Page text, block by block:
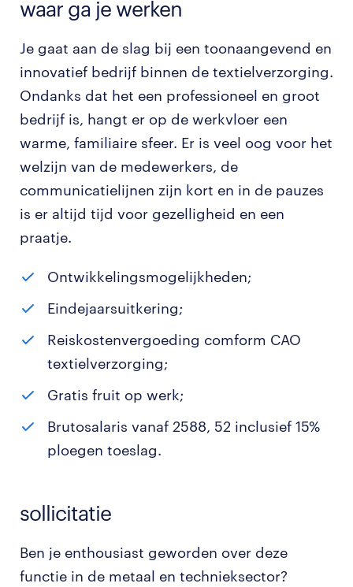
waar ga je werken
Je gaat aan de slag bij een toonaangevend en
innovatief bedrijf binnen de textielverzorging.
Ondanks dat het een professioneel en groot
bedrijf is, hangt er op de werkvloer een
warme, familiaire sfeer. Er is veel oog voor het
welzijn van de medewerkers, de
communicatielijnen zijn kort en in de pauzes
is er altijd tijd voor gezelligheid en een
praatje.
Ontwikkelingsmogelijkheden;
Eindejaarsuitkering;
Reiskostenvergoeding comform CAO
textielverzorging;
Gratis fruit op werk;
Brutosalaris vanaf 2588, 52 inclusief 15%
ploegen toeslag.
sollicitatie
Ben je enthousiast geworden over deze
functie in de metaal en technieksector?